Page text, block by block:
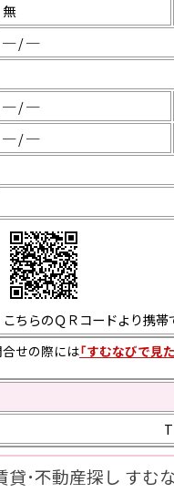
無
─ / ─
─ / ─
─ / ─
こちらのＱＲコードより携帯
せの際には「すむなびで見た
貸･不動産探し すむ